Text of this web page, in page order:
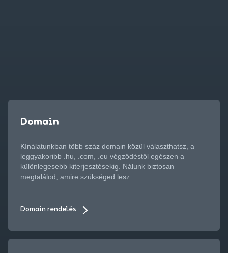
Domain
Kínálatunkban több száz domain közül választhatsz, a
leggyakoribb .hu, .com, .eu végződéstől egészen a
különlegesebb kiterjesztésekig. Nálunk biztosan
megtalálod, amire szükséged lesz.
Domain rendelés